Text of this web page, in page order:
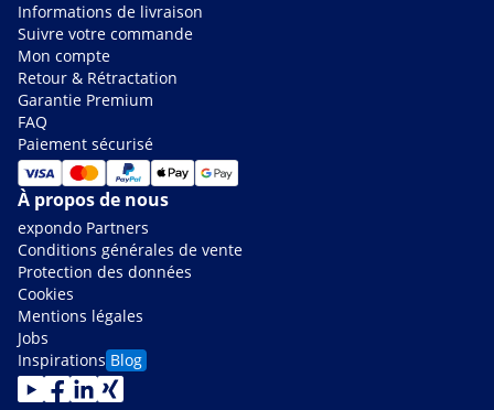
Informations de livraison
Suivre votre commande
Mon compte
Retour & Rétractation
Garantie Premium
FAQ
Paiement sécurisé
À propos de nous
expondo Partners
Conditions générales de vente
Protection des données
Cookies
Mentions légales
Jobs
Inspirations Blog